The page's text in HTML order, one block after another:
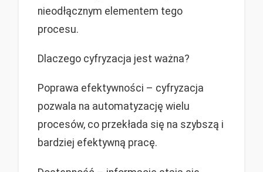
nieodłącznym elementem tego
procesu.
Dlaczego cyfryzacja jest ważna?
Poprawa efektywności – cyfryzacja
pozwala na automatyzację wielu
procesów, co przekłada się na szybszą i
bardziej efektywną pracę.